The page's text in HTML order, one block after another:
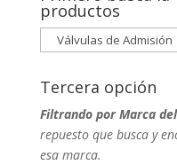
productos
Tercera opción
Filtrando por Marca
repuesto que busca y
esa marca.